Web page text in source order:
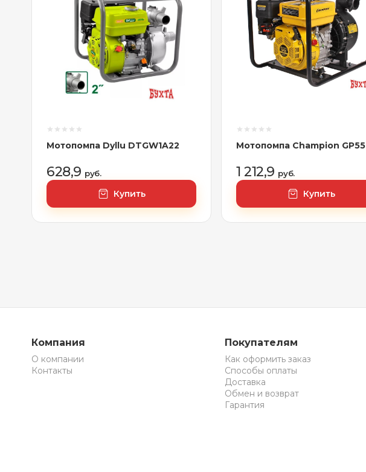
Мотопомпа Dyllu DTGW1A22
628,9 руб.
Купить
Мотопомпа Champion GP55
1 212,9 руб.
Купить
Компания
О компании
Контакты
Покупателям
Как оформить заказ
Способы оплаты
Доставка
Обмен и возврат
Гарантия